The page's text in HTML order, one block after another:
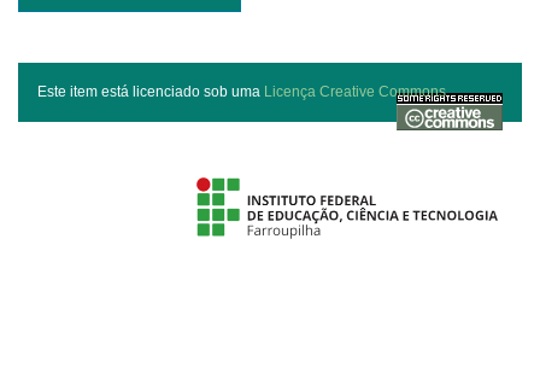
Este item está licenciado sob uma Licença Creative Commons